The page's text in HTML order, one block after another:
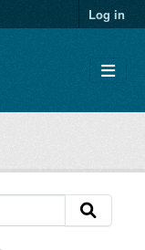
Log in